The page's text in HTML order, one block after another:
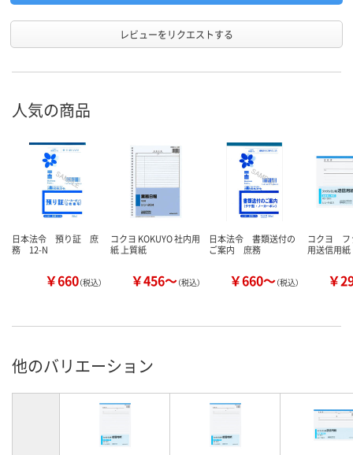
レビューをリクエストする
人気の商品
日本法令 預り証 庶
務 12-N
￥660（税込）
コクヨ KOKUYO 社内用
紙 上質紙
￥456～（税込）
日本法令 書類送付の
ご案内 庶務
￥660～（税込）
コクヨ フ
用送信用紙
￥
他のバリエーション